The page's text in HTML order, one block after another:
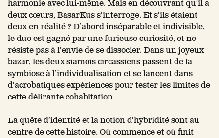
harmonie avec lui-même. Mais en découvrant qu’il a
deux cœurs, BasarKus s’interroge. Et s’ils étaient
deux en réalité ? D’abord inséparable et indivisible,
le duo est gagné par une furieuse curiosité, et ne
résiste pas à l’envie de se dissocier. Dans un joyeux
bazar, les deux siamois circassiens passent de la
symbiose à l’individualisation et se lancent dans
d’acrobatiques expériences pour tester les limites de
cette délirante cohabitation.
La quête d’identité et la notion d’hybridité sont au
centre de cette histoire. Où commence et où finit